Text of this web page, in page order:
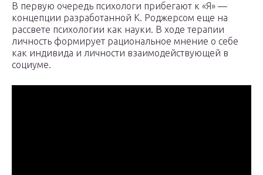
В первую очередь психологи прибегают к «Я» —
концепции разработанной К. Роджерсом еще на
рассвете психологии как науки. В ходе терапии
личность формирует рациональное мнение о себе
как индивида и личности взаимодействующей в
социуме.